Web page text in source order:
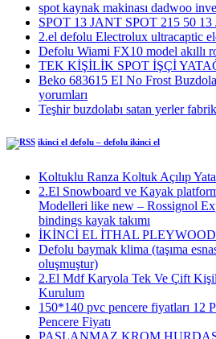
spot kaynak makinası dadwoo
SPOT 13 JANT SPOT 215 50
2.el defolu Electrolux ultracaptic
Defolu Wiami FX10 model akıllı
TEK KİŞİLİK SPOT İŞÇİ
Beko 683615 EI No Frost
yorumları
Teşhir buzdolabı satan yerler
ikinci el defolu – defolu ikinci el
Koltuklu Ranza Koltuk Açılıp
2.El Snowboard ve Kayak
Modelleri like new – Rossignol
bindings kayak takımı
İKİNCİ EL İTHAL
Defolu baymak klima (taşıma
oluşmuştur)
2.El Mdf Karyola Tek Ve Çift
Kurulum
150*140 pvc pencere fiyatları 12
Pencere Fiyatı